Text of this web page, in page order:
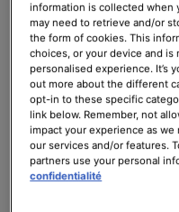
de tous ses bienfaits.
La vitamine C est un
nombreux bienfaits dans
corps humain par
la vitamine C, notamment
jeunesse de la peau.
sérums à la vitamine C.
information is collected when
may need to retrieve and/or
the form of cookies. This
choices, or your device and
personalised experience. It’s
out more about the different
opt-in to these specific
link below. Remember, not
impact your experience as
our services and/or features.
partners use your personal
confidentialité